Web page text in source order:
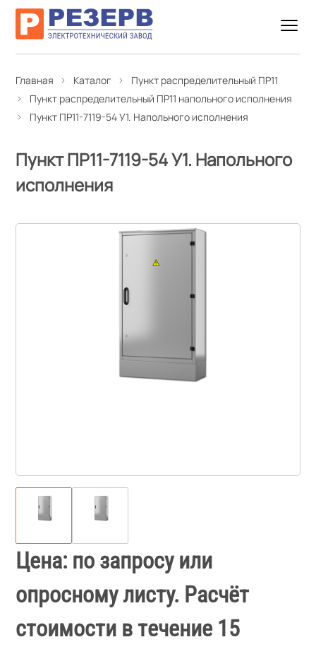
Главная Каталог
Пункт распределительный ПР11
Пункт распределительный ПР11 напольного исполнения
Пункт ПР11-7119-54 У1. Напольного исполнения
Пункт ПР11-7119-54 У1. Напольного
исполнения
Цена: по запросу или
опросному листу. Расчёт
стоимости в течение 15